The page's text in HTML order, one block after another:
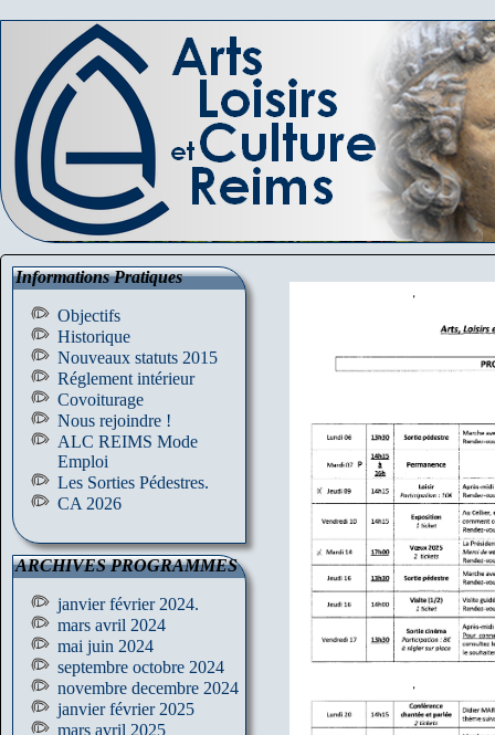
Informations Pratiques
Objectifs
Historique
Nouveaux statuts 2015
Réglement intérieur
Covoiturage
Nous rejoindre !
ALC REIMS Mode
Emploi
Les Sorties Pédestres.
CA 2026
ARCHIVES PROGRAMMES
janvier février 2024.
mars avril 2024
mai juin 2024
septembre octobre 2024
novembre decembre 2024
janvier février 2025
mars avril 2025